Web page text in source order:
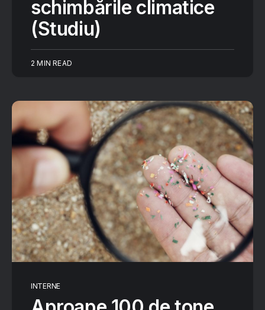
schimbările climatice
(Studiu)
2 MIN READ
INTERNE